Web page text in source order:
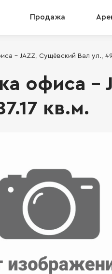
Продажа
- JAZZ, Сущёвский Вал ул., 49,
офиса -
кв.м.